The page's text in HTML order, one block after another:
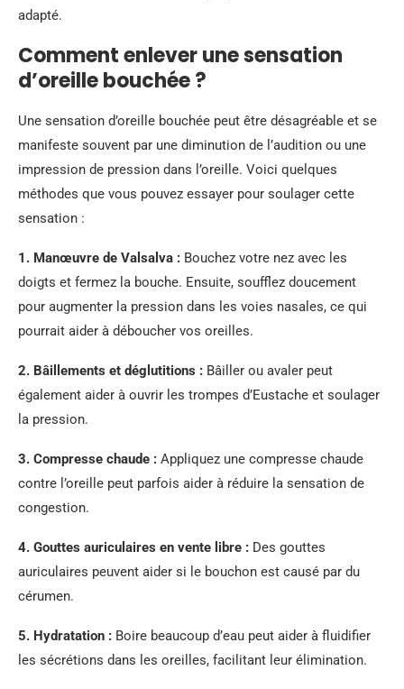
adapté.
Comment enlever une sensation
d’oreille bouchée ?
Une sensation d’oreille bouchée peut être désagréable et se
manifeste souvent par une diminution de l’audition ou une
impression de pression dans l’oreille. Voici quelques
méthodes que vous pouvez essayer pour soulager cette
sensation :
1. Manœuvre de Valsalva : Bouchez votre nez avec les
doigts et fermez la bouche. Ensuite, soufflez doucement
pour augmenter la pression dans les voies nasales, ce qui
pourrait aider à déboucher vos oreilles.
2. Bâillements et déglutitions : Bâiller ou avaler peut
également aider à ouvrir les trompes d’Eustache et soulager
la pression.
3. Compresse chaude : Appliquez une compresse chaude
contre l’oreille peut parfois aider à réduire la sensation de
congestion.
4. Gouttes auriculaires en vente libre : Des gouttes
auriculaires peuvent aider si le bouchon est causé par du
cérumen.
5. Hydratation : Boire beaucoup d’eau peut aider à fluidifier
les sécrétions dans les oreilles, facilitant leur élimination.